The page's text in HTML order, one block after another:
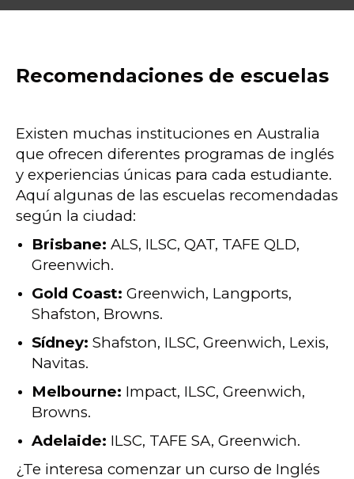
Recomendaciones de escuelas
Existen muchas instituciones en Australia
que ofrecen diferentes programas de inglés
y experiencias únicas para cada estudiante.
Aquí algunas de las escuelas recomendadas
según la ciudad:
Brisbane: ALS, ILSC, QAT, TAFE QLD,
Greenwich.
Gold Coast: Greenwich, Langports,
Shafston, Browns.
Sídney: Shafston, ILSC, Greenwich, Lexis,
Navitas.
Melbourne: Impact, ILSC, Greenwich,
Browns.
Adelaide: ILSC, TAFE SA, Greenwich.
¿Te interesa comenzar un curso de Inglés